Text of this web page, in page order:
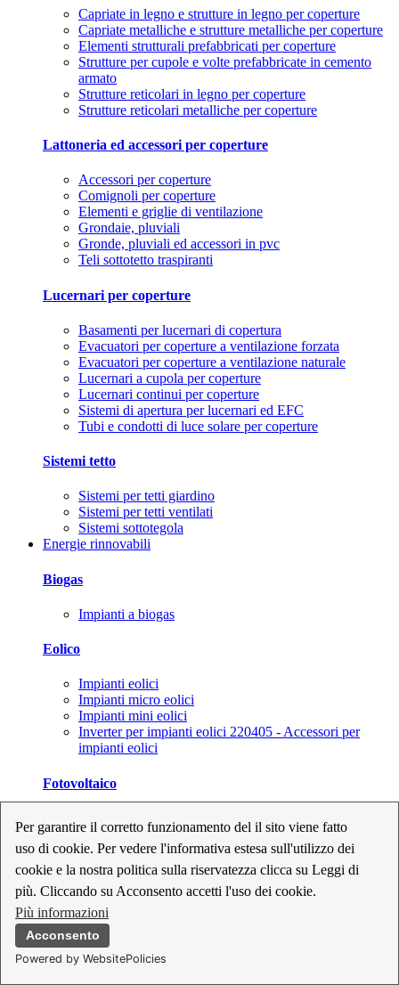
Per garantire il corretto funzionamento del il sito viene fatto
uso di cookie. Per vedere l'informativa estesa sull'utilizzo dei
cookie e la nostra politica sulla riservatezza clicca su Leggi di
più. Cliccando su Acconsento accetti l'uso dei cookie.
Più informazioni
Acconsento
Powered by WebsitePolicies
Capriate in legno e strutture in legno per coperture
Capriate metalliche e strutture metalliche per coperture
Elementi strutturali prefabbricati per coperture
Strutture per cupole e volte prefabbricate in cemento
armato
Strutture reticolari in legno per coperture
Strutture reticolari metalliche per coperture
Lattoneria ed accessori per coperture
Accessori per coperture
Comignoli per coperture
Elementi e griglie di ventilazione
Grondaie, pluviali
Gronde, pluviali ed accessori in pvc
Teli sottotetto traspiranti
Lucernari per coperture
Basamenti per lucernari di copertura
Evacuatori per coperture a ventilazione forzata
Evacuatori per coperture a ventilazione naturale
Lucernari a cupola per coperture
Lucernari continui per coperture
Sistemi di apertura per lucernari ed EFC
Tubi e condotti di luce solare per coperture
Sistemi tetto
Sistemi per tetti giardino
Sistemi per tetti ventilati
Sistemi sottotegola
Energie rinnovabili
Biogas
Impianti a biogas
Eolico
Impianti eolici
Impianti micro eolici
Impianti mini eolici
Inverter per impianti eolici 220405 - Accessori per
impianti eolici
Fotovoltaico
Inverter per impianti fotovoltaici
Kit per impianti fotovoltaici
Moduli fotovoltaici
Sistemi di monitoraggio per impianti fotovoltaici
Strumenti di collaudo e configurazione per impianti
fotovoltaici
Supporti per impianti fotovoltaici
Geotermia